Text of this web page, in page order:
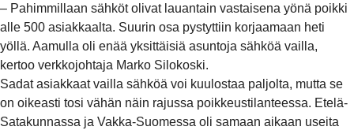
– Pahimmillaan sähköt olivat lauantain vastaisena yönä poikki
alle 500 asiakkaalta. Suurin osa pystyttiin korjaamaan heti
yöllä. Aamulla oli enää yksittäisiä asuntoja sähköä vailla,
kertoo verkkojohtaja Marko Silokoski.
Sadat asiakkaat vailla sähköä voi kuulostaa paljolta, mutta se
on oikeasti tosi vähän näin rajussa poikkeustilanteessa. Etelä-
Satakunnassa ja Vakka-Suomessa oli samaan aikaan useita